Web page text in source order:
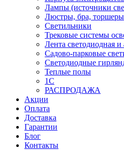
Лампы (источники
Люстры, бра, торшеры
Светильники
Трековые системы
Лента светодиодная и
Садово-парковые
Светодиодные
Теплые полы
1С
РАСПРОДАЖА
Акции
Оплата
Доставка
Гарантии
Блог
Контакты